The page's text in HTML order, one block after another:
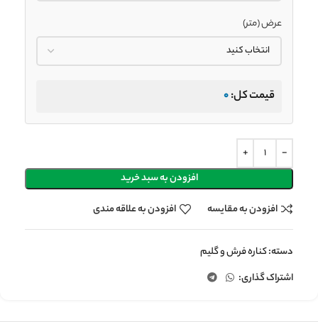
عرض (متر)
قیمت کل:0
افزودن به سبد خرید
افزودن به مقایسه
افزودن به علاقه مندی
دسته:کناره فرش و گلیم
اشتراک گذاری: